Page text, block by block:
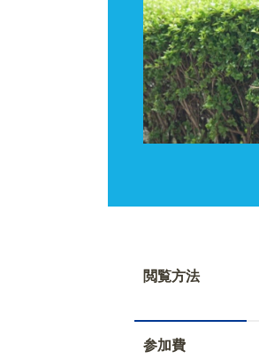
閲覧方法
参加費